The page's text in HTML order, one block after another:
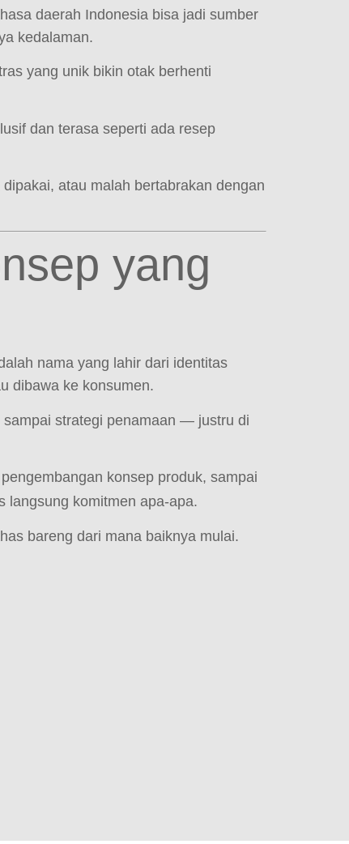
daerah Indonesia bisa jadi sumber
kedalaman.
yang unik bikin otak berhenti
dan terasa seperti ada resep
atau malah bertabrakan dengan
yang
nama yang lahir dari identitas
dibawa ke konsumen.
strategi penamaan — justru di
konsep produk, sampai
langsung komitmen apa-apa.
bareng dari mana baiknya mulai.